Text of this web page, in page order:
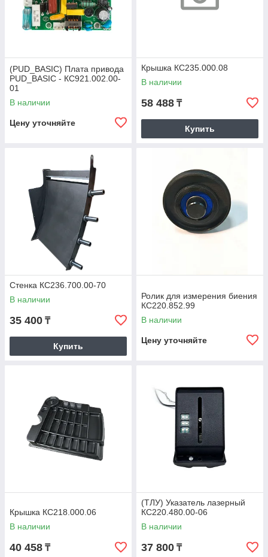
(PUD_BASIC) Плата привода
PUD_BASIC - КС921.002.00-
01
В наличии
Цену уточняйте
Крышка КС235.000.08
В наличии
58 488 ₸
Купить
Стенка КС236.700.00-70
В наличии
35 400 ₸
Купить
Ролик для измерения биения
КС220.852.99
В наличии
Цену уточняйте
Крышка КС218.000.06
В наличии
40 458 ₸
(ТЛУ) Указатель лазерный
КС220.480.00-06
В наличии
37 800 ₸